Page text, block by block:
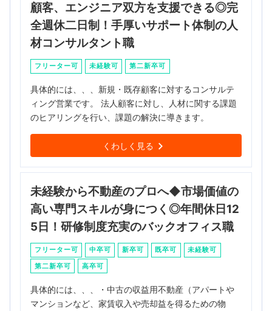
顧客、エンジニア双方を支援できる◎完
全週休二日制！手厚いサポート体制の人
材コンサルタント職
フリーター可 未経験可 第二新卒可
具体的には、、、新規・既存顧客に対するコンサルテ
ィング営業です。 法人顧客に対し、人材に関する課題
のヒアリングを行い、課題の解決に導きます。
くわしく見る
未経験から不動産のプロへ◆市場価値の
高い専門スキルが身につく◎年間休日12
5日！研修制度充実のバックオフィス職
フリーター可 中卒可 新卒可 既卒可
未経験可
第二新卒可
高卒可
具体的には、、、・中古の収益用不動産（アパートや
マンションなど、家賃収入や売却益を得るための物